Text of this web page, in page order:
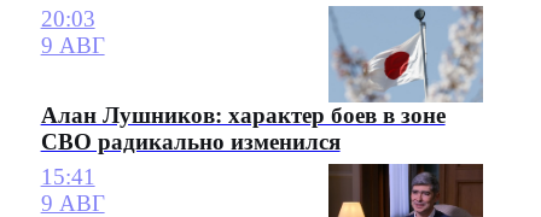
20:03
9 АВГ
Алан Лушников: характер боев в зоне
СВО радикально изменился
15:41
9 АВГ